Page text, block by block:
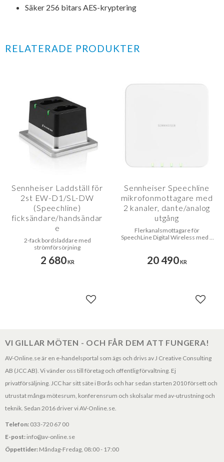
Säker 256 bitars AES-kryptering
RELATERADE PRODUKTER
Sennheiser Laddställ för
2st EW-D1/SL-DW
(Speechline)
ficksändare/handsändar
e
2-fack bordsladdare med
strömförsörjning
2 680KR
Lägg till i favoriter
Sennheiser Speechline
mikrofonmottagare med
2 kanaler, dante/analog
utgång
Flerkanalsmottagare för
SpeechLine Digital Wireless med 2
20 490KR
Lägg
VI GILLAR MÖTEN - OCH FÅR DEM ATT FUNGERA!
AV-Online.se är en e-handelsportal som ägs och drivs av J Creative Consulting
AB (JCC AB). Vi vänder oss till företag och offentlig förvaltning. Ej
privatförsäljning. JCC har sitt säte i Borås och har sedan starten 2010 försett och
utrustat många mötesrum, konferensrum och skolsalar med av-utrustning och
teknik. Sedan 2016 driver vi AV-Online.se.
Telefon: 033-720 67 00
E-post: info@av-online.se
Öppettider: Måndag-Fredag, 08:00 - 17:00